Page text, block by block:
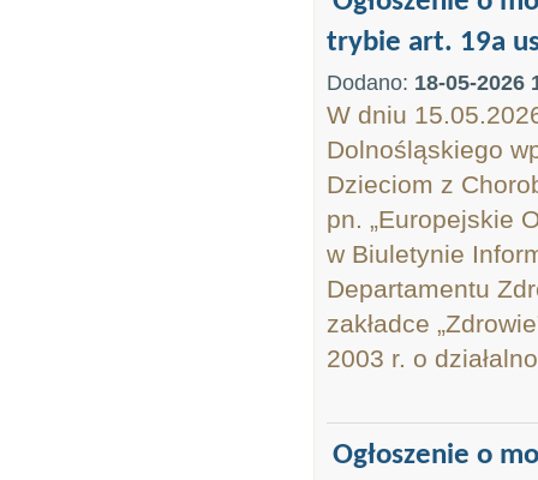
trybie art. 19a
Dodano: 18-05-2026
W dniu
Dolnośląskiego
Dzieciom z
pn. „Europejskie
w Biuletynie
Departamentu
zakładce
2003 r. o
Ogłoszenie o